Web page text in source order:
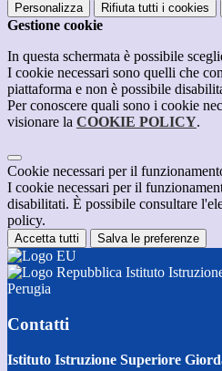
Personalizza Rifiuta tutti i cookies
Gestione cookie
In questa schermata è possibile
I cookie necessari sono quelli che
piattaforma e non è possibile
Per conoscere quali sono i cookie
visionare la COOKIE POLICY.
Cookie necessari per il
I cookie necessari per il
disabilitati. È possibile consultare
policy.
Accetta tutti Salva le preferenze
Istituto
Perugia
Contatti
Istituto Istruzione Superiore